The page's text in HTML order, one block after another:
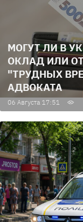
МОГУТ ЛИ В
ОКЛАД ИЛИ
"ТРУДНЫХ
АДВОКАТА
06 Августа 17:51